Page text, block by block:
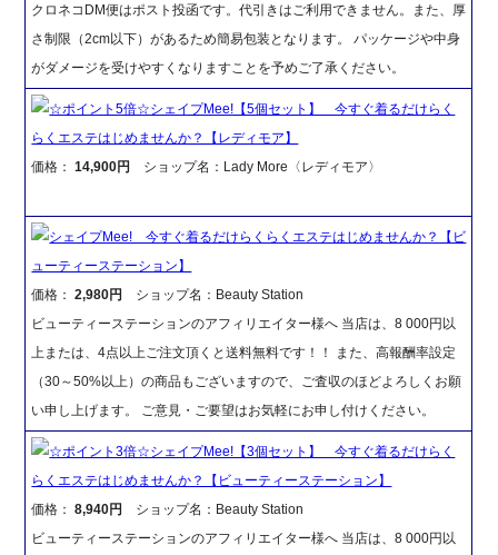
クロネコDM便はポスト投函です。代引きはご利用できません。また、厚
さ制限（2cm以下）があるため簡易包装となります。 パッケージや中身
がダメージを受けやすくなりますことを予めご了承ください。
☆ポイント5倍☆シェイプMee!【5個セット】 今すぐ着るだけらく
らくエステはじめませんか？【レディモア】
価格：14,900円 ショップ名：Lady More〈レディモア〉
シェイプMee! 今すぐ着るだけらくらくエステはじめませんか？【ビ
ューティーステーション】
価格：2,980円
ショップ名：Beauty Station
ビューティーステーションのアフィリエイター様へ 当店は、8 000円以
上または、4点以上ご注文頂くと送料無料です！！ また、高報酬率設定
（30～50%以上）の商品もございますので、ご査収のほどよろしくお願
い申し上げます。 ご意見・ご要望はお気軽にお申し付けください。
☆ポイント3倍☆シェイプMee!【3個セット】 今すぐ着るだけらく
らくエステはじめませんか？【ビューティーステーション】
価格：8,940円
ショップ名：Beauty Station
ビューティーステーションのアフィリエイター様へ 当店は、8 000円以